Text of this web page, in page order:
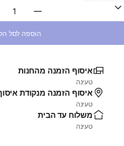
הוספה לסל
איסוף הזמנה מהחנות
טעינה
איסוף הזמנה מנקודת
טעינה
משלוח עד הבית
טעינה